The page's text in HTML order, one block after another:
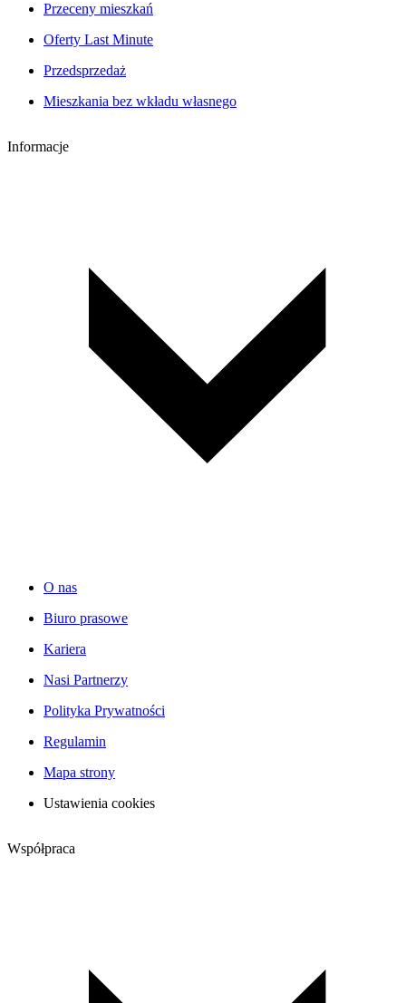
Przeceny mieszkań
Oferty Last Minute
Przedsprzedaż
Mieszkania bez wkładu własnego
Informacje
O nas
Biuro prasowe
Kariera
Nasi Partnerzy
Polityka Prywatności
Regulamin
Mapa strony
Ustawienia cookies
Współpraca